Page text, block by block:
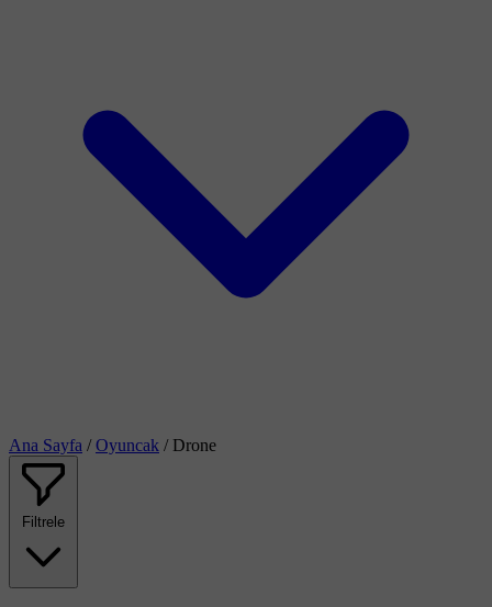
Ana Sayfa / Oyuncak / Drone
Filtrele